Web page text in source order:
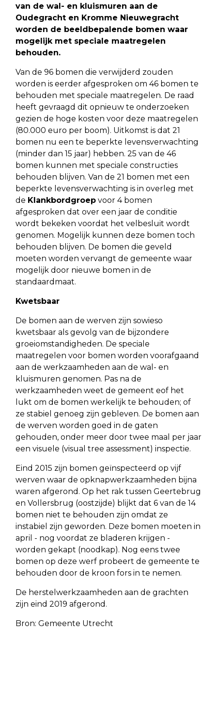
van de wal- en kluismuren aan de
Oudegracht en Kromme Nieuwegracht
worden de beeldbepalende bomen waar
mogelijk met speciale maatregelen
behouden.
Van de 96 bomen die verwijderd zouden
worden is eerder afgesproken om 46 bomen te
behouden met speciale maatregelen. De raad
heeft gevraagd dit opnieuw te onderzoeken
gezien de hoge kosten voor deze maatregelen
(80.000 euro per boom). Uitkomst is dat 21
bomen nu een te beperkte levensverwachting
(minder dan 15 jaar) hebben. 25 van de 46
bomen kunnen met speciale constructies
behouden blijven. Van de 21 bomen met een
beperkte levensverwachting is in overleg met
de Klankbordgroep voor 4 bomen
afgesproken dat over een jaar de conditie
wordt bekeken voordat het velbesluit wordt
genomen. Mogelijk kunnen deze bomen toch
behouden blijven. De bomen die geveld
moeten worden vervangt de gemeente waar
mogelijk door nieuwe bomen in de
standaardmaat.
Kwetsbaar
De bomen aan de werven zijn sowieso
kwetsbaar als gevolg van de bijzondere
groeiomstandigheden. De speciale
maatregelen voor bomen worden voorafgaand
aan de werkzaamheden aan de wal- en
kluismuren genomen. Pas na de
werkzaamheden weet de gemeent eof het
lukt om de bomen werkelijk te behouden; of
ze stabiel genoeg zijn gebleven. De bomen aan
de werven worden goed in de gaten
gehouden, onder meer door twee maal per jaar
een visuele (visual tree assessment) inspectie.
Eind 2015 zijn bomen geïnspecteerd op vijf
werven waar de opknapwerkzaamheden bijna
waren afgerond. Op het rak tussen Geertebrug
en Vollersbrug (oostzijde) blijkt dat 6 van de 14
bomen niet te behouden zijn omdat ze
instabiel zijn geworden. Deze bomen moeten in
april - nog voordat ze bladeren krijgen -
worden gekapt (noodkap). Nog eens twee
bomen op deze werf probeert de gemeente te
behouden door de kroon fors in te nemen.
De herstelwerkzaamheden aan de grachten
zijn eind 2019 afgerond.
Bron: Gemeente Utrecht